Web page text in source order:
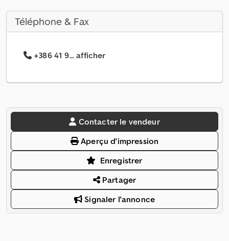
Téléphone & Fax
+386 41 9... afficher
Contacter le vendeur
Aperçu d'impression
Enregistrer
Partager
Signaler l'annonce